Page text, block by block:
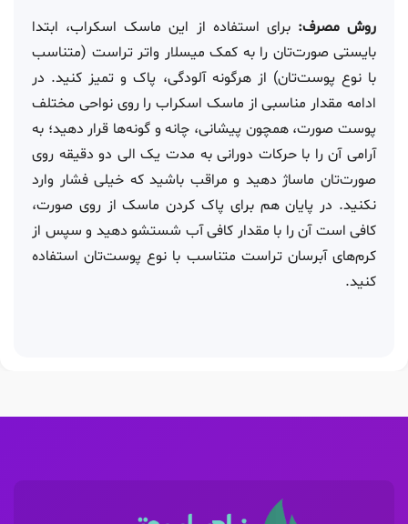
روش مصرف:برای استفاده از این ماسک اسکراب، ابتدا
بایستی صورت‌تان را به کمک میسلار واتر تراست (متناسب
با نوع پوست‌تان) از هرگونه آلودگی، پاک و تمیز کنید. در
ادامه مقدار مناسبی از ماسک اسکراب را روی نواحی مختلف
پوست صورت، همچون پیشانی، چانه و گونه‌ها قرار دهید؛ به
آرامی آن را با حرکات دورانی به مدت یک الی دو دقیقه روی
صورت‌تان ماساژ دهید و مراقب باشید که خیلی فشار وارد
نکنید. در پایان هم برای پاک کردن ماسک از روی صورت،
کافی است آن را با مقدار کافی آب شستشو دهید و سپس از
کرم‌های آبرسان تراست متناسب با نوع پوست‌تان استفاده
کنید.